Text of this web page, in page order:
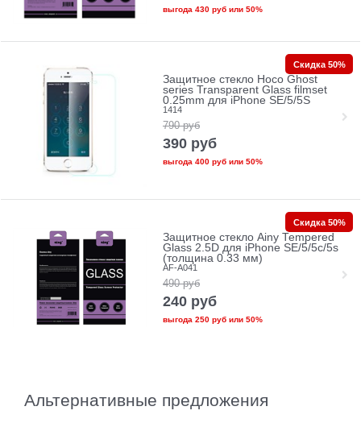
выгода 430 рубили 50%
Защитное стекло Hoco Ghost
series Transparent Glass filmset
0.25mm для iPhone SE/5/5S
1414
790 руб
390 руб
выгода 400 рубили 50%
Скидка 50%
Защитное стекло Ainy Tempered
Glass 2.5D для iPhone SE/5/5c/5s
(толщина 0.33 мм)
AF-A041
490 руб
240 руб
выгода 250 рубили 50%
Скидка 50%
Альтернативные предложения